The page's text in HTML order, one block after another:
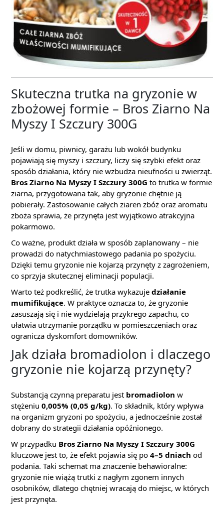
Skuteczna trutka na gryzonie w
zbożowej formie – Bros Ziarno Na
Myszy I Szczury 300G
Jeśli w domu, piwnicy, garażu lub wokół budynku
pojawiają się myszy i szczury, liczy się szybki efekt oraz
sposób działania, który nie wzbudza nieufności u zwierząt.
Bros Ziarno Na Myszy I Szczury 300G to trutka w formie
ziarna, przygotowana tak, aby gryzonie chętnie ją
pobierały. Zastosowanie całych ziaren zbóż oraz aromatu
zboża sprawia, że przynęta jest wyjątkowo atrakcyjna
pokarmowo.
Co ważne, produkt działa w sposób zaplanowany – nie
prowadzi do natychmiastowego padania po spożyciu.
Dzięki temu gryzonie nie kojarzą przynęty z zagrożeniem,
co sprzyja skutecznej eliminacji populacji.
Warto też podkreślić, że trutka wykazuje działanie
mumifikujące. W praktyce oznacza to, że gryzonie
zasuszają się i nie wydzielają przykrego zapachu, co
ułatwia utrzymanie porządku w pomieszczeniach oraz
ogranicza dyskomfort domowników.
Jak działa bromadiolon i dlaczego
gryzonie nie kojarzą przynęty?
Substancją czynną preparatu jest bromadiolon w
stężeniu 0,005% (0,05 g/kg). To składnik, który wpływa
na organizm gryzoni po spożyciu, a jednocześnie został
dobrany do strategii działania opóźnionego.
W przypadku Bros Ziarno Na Myszy I Szczury 300G
kluczowe jest to, że efekt pojawia się po 4–5 dniach od
podania. Taki schemat ma znaczenie behawioralne:
gryzonie nie wiążą trutki z nagłym zgonem innych
osobników, dlatego chętniej wracają do miejsc, w których
jest przynęta.